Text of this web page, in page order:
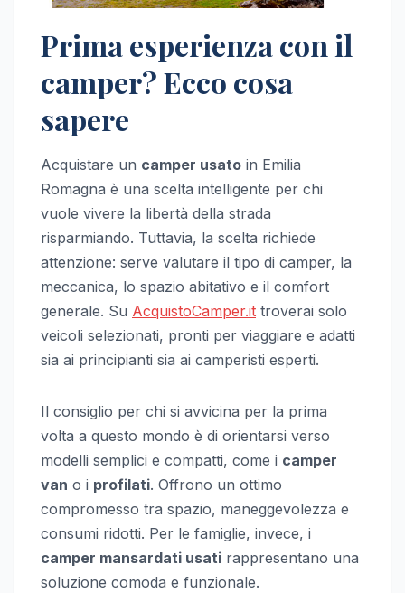
Prima esperienza con il
camper? Ecco cosa
sapere
Acquistare un camper usato in Emilia
Romagna è una scelta intelligente per chi
vuole vivere la libertà della strada
risparmiando. Tuttavia, la scelta richiede
attenzione: serve valutare il tipo di camper, la
meccanica, lo spazio abitativo e il comfort
generale. Su AcquistoCamper.it troverai solo
veicoli selezionati, pronti per viaggiare e adatti
sia ai principianti sia ai camperisti esperti.
Il consiglio per chi si avvicina per la prima
volta a questo mondo è di orientarsi verso
modelli semplici e compatti, come i camper
van o i profilati. Offrono un ottimo
compromesso tra spazio, maneggevolezza e
consumi ridotti. Per le famiglie, invece, i
camper mansardati usati rappresentano una
soluzione comoda e funzionale.